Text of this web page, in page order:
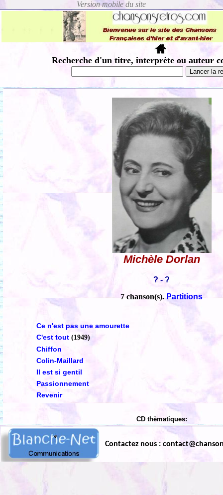
Recherche d'un titre, interprète ou auteur
Michèle Dorlan
? - ?
7 chanson(s).Partitions
Ce n'est pas une amourette
C'est tout (1949)
Chiffon
Colin-Maillard
Il est si gentil
Passionnement
Revenir
CD thèmatiques:
Contactez nous :